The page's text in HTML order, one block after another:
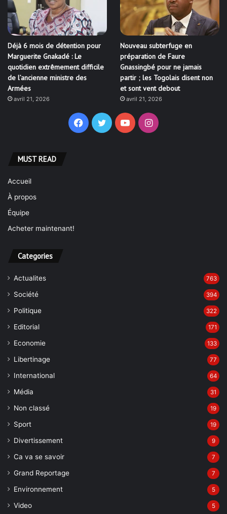
Déjà 6 mois de détention pour
Marguerite Gnakadé : Le
quotidien extrêmement difficile
de l’ancienne ministre des
Armées
avril 21, 2026
Nouveau subterfuge en
préparation de Faure
Gnassingbé pour ne jamais
partir ; les Togolais disent non
et sont vent debout
avril 21, 2026
Facebook
TwitterYouTubeInstagram
MUST READ
Accueil
À propos
Équipe
Acheter maintenant!
Categories
Actualites 763
Société 394
Politique 322
Editorial 171
Economie 133
Libertinage 77
International 64
Média 31
Non classé 19
Sport 19
Divertissement 9
Ca va se savoir 7
Grand Reportage 7
Environnement 5
Video 5